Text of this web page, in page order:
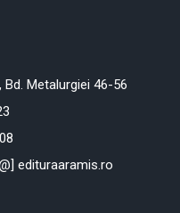
Bd. Metalurgiei 46-56
edituraaramis.ro